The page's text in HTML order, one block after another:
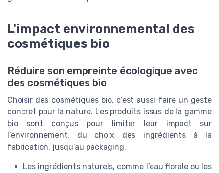
L'impact environnemental des
cosmétiques bio
Réduire son empreinte écologique avec
des cosmétiques bio
Choisir des cosmétiques bio, c’est aussi faire un geste
concret pour la nature. Les produits issus de la gamme
bio sont conçus pour limiter leur impact sur
l’environnement, du choix des ingrédients à la
fabrication, jusqu’au packaging.
Les ingrédients naturels, comme l’eau florale ou les